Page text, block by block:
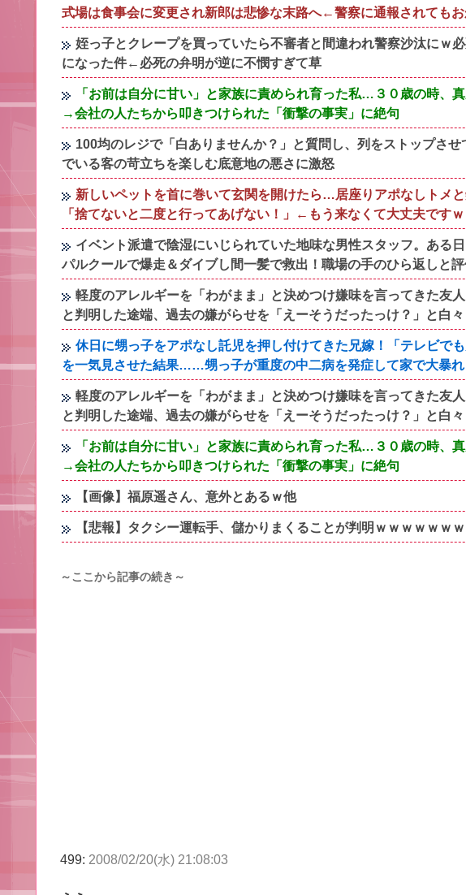
式場は食事会に変更され新郎は悲惨な末路へ←警察に通報されても
姪っ子とクレープを買っていたら不審者と間違われ警察沙汰にｗ
になった件←必死の弁明が逆に不憫すぎて草
「お前は自分に甘い」と家族に責められ育った私…３０歳の時、
→会社の人たちから叩きつけられた「衝撃の事実」に絶句
100均のレジで「白ありませんか？」と質問し、列をストップさ
でいる客の苛立ちを楽しむ底意地の悪さに激怒
新しいペットを首に巻いて玄関を開けたら…居座りアポなしトメ
「捨てないと二度と行ってあげない！」←もう来なくて大丈夫ですｗ
イベント派遣で陰湿にいじられていた地味な男性スタッフ。ある
パルクールで爆走＆ダイブし間一髪で救出！職場の手のひら返しと
軽度のアレルギーを「わがまま」と決めつけ嫌味を言ってきた友
と判明した途端、過去の嫌がらせを「えーそうだったっけ？」と白
休日に甥っ子をアポなし託児を押し付けてきた兄嫁！「テレビで
を一気見させた結果……甥っ子が重度の中二病を発症して家で大暴れ
軽度のアレルギーを「わがまま」と決めつけ嫌味を言ってきた友
と判明した途端、過去の嫌がらせを「えーそうだったっけ？」と白
「お前は自分に甘い」と家族に責められ育った私…３０歳の時、
→会社の人たちから叩きつけられた「衝撃の事実」に絶句
【画像】福原遥さん、意外とあるｗ他
【悲報】タクシー運転手、儲かりまくることが判明ｗｗｗｗｗｗ
～ここから記事の続き～
499: 2008/02/20(水) 21:08:03